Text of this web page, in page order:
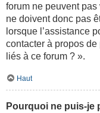
forum ne peuvent
ne doivent donc pas
lorsque l’assistance
contacter à propos de
liés à ce forum ? ».
Haut
Pourquoi ne puis-je